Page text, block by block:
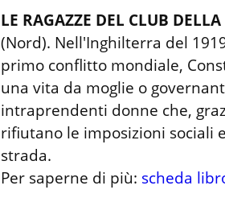
LE RAGAZZE DEL CLUB
(Nord). Nell'Inghilterra del
primo conflitto mondiale,
una vita da moglie o
intraprendenti donne che,
rifiutano le imposizioni sociali
strada.
Per saperne di più: scheda